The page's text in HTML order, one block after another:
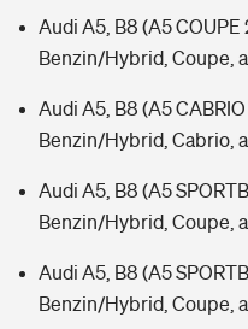
Audi A5, B8 (A5 COUPE
Benzin/Hybrid, Coupe,
Audi A5, B8 (A5
Benzin/Hybrid, Cabrio,
Audi A5, B8 (A5
Benzin/Hybrid, Coupe,
Audi A5, B8 (A5
Benzin/Hybrid, Coupe,